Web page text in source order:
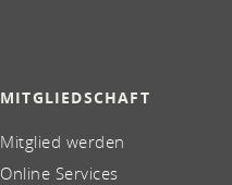
MITGLIEDSCHAFT
Mitglied werden
Online Services